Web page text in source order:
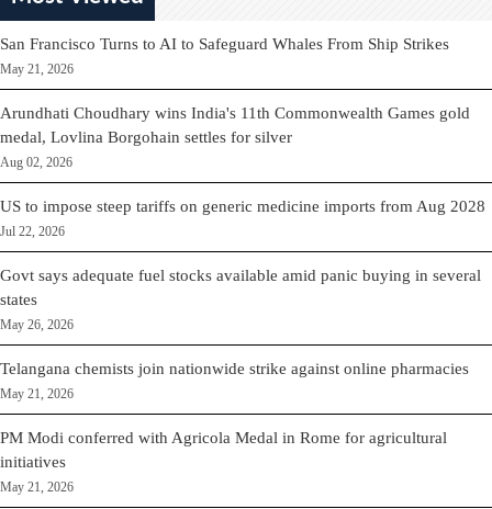
San Francisco Turns to AI to Safeguard Whales From Ship Strikes
May 21, 2026
Arundhati Choudhary wins India's 11th Commonwealth Games gold
medal, Lovlina Borgohain settles for silver
Aug 02, 2026
US to impose steep tariffs on generic medicine imports from Aug 2028
Jul 22, 2026
Govt says adequate fuel stocks available amid panic buying in several
states
May 26, 2026
Telangana chemists join nationwide strike against online pharmacies
May 21, 2026
PM Modi conferred with Agricola Medal in Rome for agricultural
initiatives
May 21, 2026